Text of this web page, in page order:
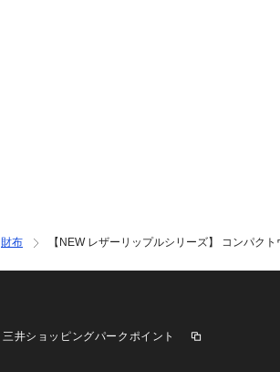
財布 【NEW レザーリップルシリーズ】 コンパクト
三井ショッピングパークポイント